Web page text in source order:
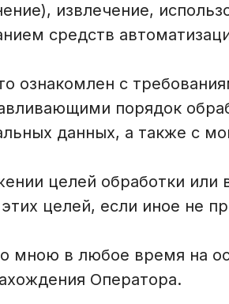
извлечение,
средств
ознакомлен с
порядок
данных, а также с
целей обработки или
целей, если иное не
мною в любое время на
Оператора.